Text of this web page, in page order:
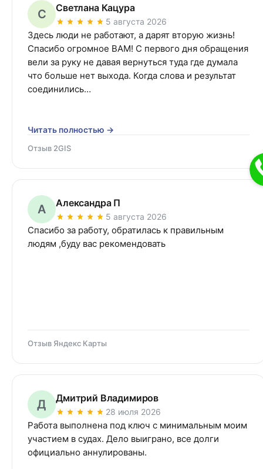
С Светлана Кацура
5 августа 2026
Здесь люди не работают, а дарят вторую жизнь!
Спасибо огромное ВАМ! С первого дня обращения
вели за руку не давая вернуться туда где думала
что больше нет выхода. Когда слова и результат
соединились…
Читать полностью →
Отзыв 2GIS
А Александра П
5 августа 2026
Спасибо за работу, обратилась к правильным
людям ,буду вас рекомендовать
Отзыв Яндекс Карты
Д Дмитрий Владимиров
28 июля 2026
Работа выполнена под ключ с минимальным моим
участием в судах. Дело выиграно, все долги
официально аннулированы.